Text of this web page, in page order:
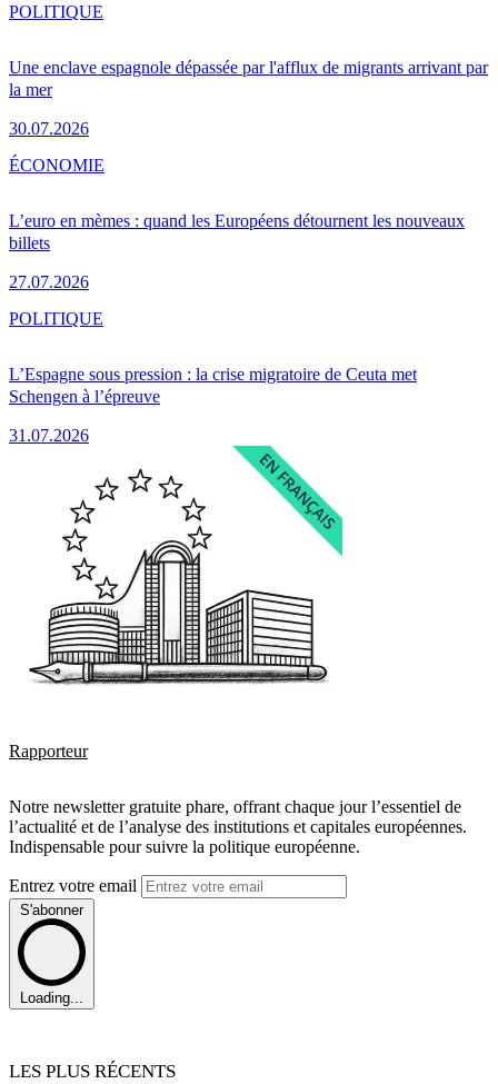
Une enclave espagnole dépassée par l'afflux de migrants arrivant par
la mer
30.07.2026
POLITIQUE
L’euro en mèmes : quand les Européens détournent les nouveaux
billets
27.07.2026
ÉCONOMIE
L’Espagne sous pression : la crise migratoire de Ceuta met
Schengen à l’épreuve
31.07.2026
POLITIQUE
Rapporteur
Notre newsletter gratuite phare, offrant chaque jour l’essentiel de
l’actualité et de l’analyse des institutions et capitales européennes.
Indispensable pour suivre la politique européenne.
Entrez votre email
S'abonner
Loading...
LES PLUS RÉCENTS